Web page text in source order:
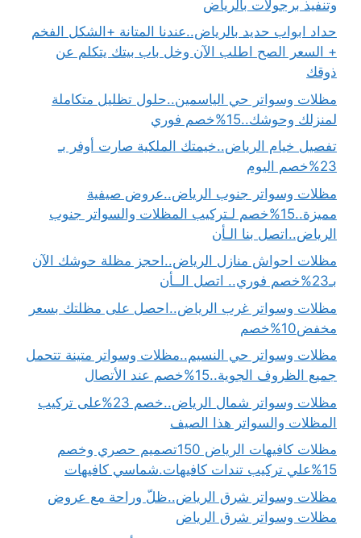
وتنفيذ برجولات بالرياض
حداد ابواب حديد بالرياض..عندنا المتانة +الشكل الفخم
+ السعر الصح اطلب الآن وخل باب بيتك يتكلم عن
ذوقك
مظلات وسواتر حي الياسمين..حلول تظليل متكاملة
لمنزلك وحوشك..15%خصم فوري
تفصيل خيام الرياض..خيمتك الملكية صارت أوفر بـ
23%خصم اليوم
مظلات وسواتر جنوب الرياض..عروض صيفية
مميزة..15%خصم لـتركيب المظلات والسواتر جنوب
الرياض..اتصل بنا الـأن
مظلات احواش منازل الرياض..احجز مظلة حوشك الآن
بـ23%خصم فوري.. اتصل الــأن
مظلات وسواتر غرب الرياض..احصل على مظلتك بسعر
مخفض10%خصم
مظلات وسواتر حي النسيم..مظلات وسواتر متينة تتحمل
جميع الظروف الجوية..15%خصم عند الأتصال
مظلات وسواتر شمال الرياض..خصم 23%على تركيب
المظلات والسواتر هذا الصيف
مظلات كافيهات الرياض 150تصميم حصري وخصم
15%علي تركيب تندات كافيهات.شماسي كافيهات
مظلات وسواتر شرق الرياض..ظلّ وراحة مع عروض
مظلات وسواتر شرق الرياض